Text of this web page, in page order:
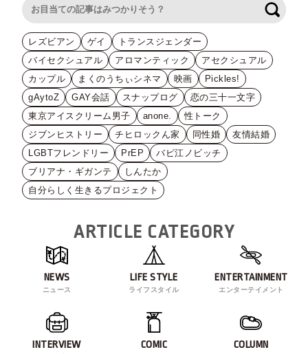
レズビアン ゲイ
トランスジェンダー
バイセクシュアル
アロマンティック
アセクシュアル
カップル
まくのうちぃシネマ 映画
Pickles!
gAytoZ
GAY会話 スナップログ
恋の三十一文字
東京アイスクリーム男子
anone.
性トーク
ジブンヒストリー
チヒロックん家 同性婚
友情結婚
LGBTフレンドリー
PrEP
バビ江ノビッチ
ブリアナ・ギガンテ
しんたか
自分らしく生きるプロジェクト
ARTICLE CATEGORY
NEWS
ニュース
LIFE STYLE
ライフスタイル
ENTERTAINMENT
エンターテイメント
INTERVIEW COMIC COLUMN